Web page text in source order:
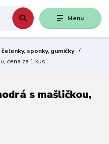
Menu
sponky, gumičky
cena za 1 kus
s mašličkou,